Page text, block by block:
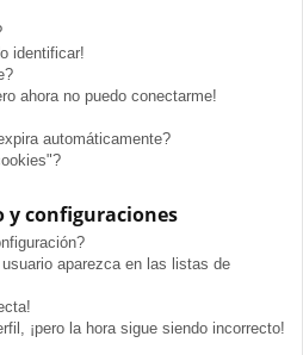
identificar!
ahora no puedo conectarme!
automáticamente?
y configuraciones
aparezca en las listas de
¡pero la hora sigue siendo incorrecto!